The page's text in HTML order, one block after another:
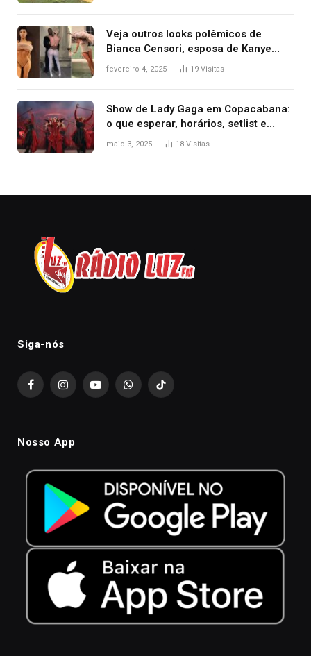
Veja outros looks polêmicos de
Bianca Censori, esposa de Kanye
West que apareceu nua no Grammy
fevereiro 4, 2025 19 Visitas
Show de Lady Gaga em Copacabana:
o que esperar, horários, setlist e
onde assistir
maio 3, 2025 18 Visitas
Siga-nós
FacebookInstagramYouTubeWhatsAppTikTok
Nosso App